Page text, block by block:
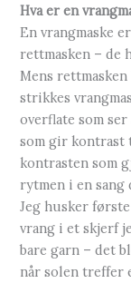
Hva er en
En vrangmaske
rettmasken – de
Mens
strikkes
overflate som
som gir kontrast
kontrasten som
rytmen i en
Jeg husker
vrang i et skjerf
bare garn – det
når solen treffer